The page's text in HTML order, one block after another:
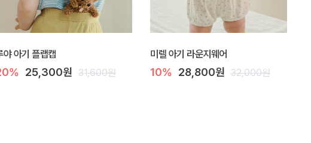
야 아기 플랩캡
25,300원 31,600원
미렐 아기 라운지웨어
10% 28,800원 32,000원